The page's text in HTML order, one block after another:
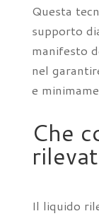
Questa
supporto
manifesto
nel
e
Che
Il liquido